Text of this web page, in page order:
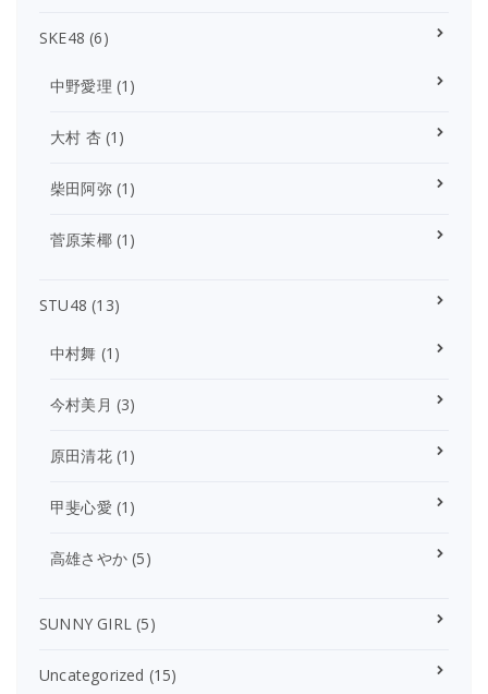
SKE48 (6)
中野愛理 (1)
大村 杏(1)
柴田阿弥(1)
菅原茉椰(1)
STU48 (13)
中村舞 (1)
今村美月 (3)
原田清花(1)
甲斐心愛 (1)
高雄さやか (5)
SUNNY GIRL (5)
Uncategorized (15)